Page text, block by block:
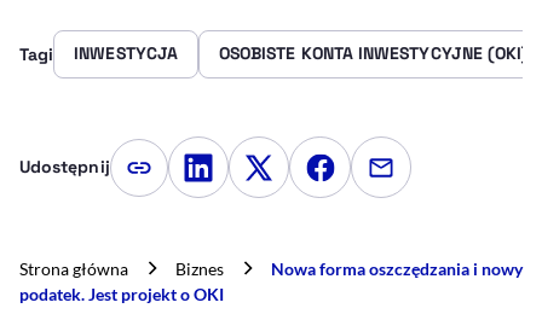
Tagi INWESTYCJA OSOBISTE KONTA INWESTYCYJNE (OKI)
Udostępnij Kopiuj link artykułu
Udostępnij na LinkedIn
Udostępnij na Twitterze
Udostępnij na
Udostępnij
Strona główna Biznes
Nowa forma oszczędzania i nowy
podatek. Jest projekt o OKI